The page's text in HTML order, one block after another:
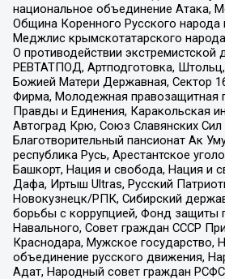
национальное объединение Атака,
Община Коренного Русского народа
Меджлис крымскотатарского
О противодействии экстремистской
РЕВТАТПОД, Артподготовка,
Божией Матери Державная, Сектор
Фирма, Молодежная правозащитная
Правды и Единения, Каракольская
Автоград Крю, Союз Славянских Сил
Благотворительный пансионат Ак
республика Русь, Арестантское
Башкорт, Нация и свобода, Нация и
Дафа, Иртыш Ultras, Русский
Новокузнецк/РПК, Сибирский
борьбы с коррупцией, Фонд защиты
Навального, Совет граждан СССР
Краснодара, Мужское государство,
объединение русского движения,
Адат, Народный совет граждан